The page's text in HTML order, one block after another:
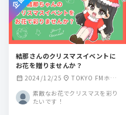
結那さんのクリスマスイベントに
お花を贈りませんか？
calendar_month 2024/12/25 location_on TOKYO FMホー
素敵なお花でクリスマスを彩り
たいです！